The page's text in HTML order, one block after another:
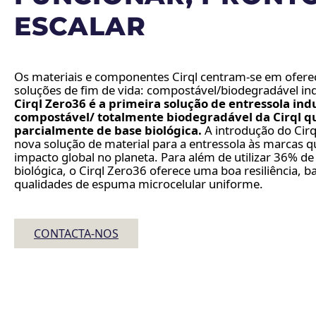
ESCALAR
Os materiais e componentes Cirql centram-se em
soluções de fim de vida: compostável/biodegradável
Cirql Zero36 é a primeira solução de entressola
compostável/ totalmente biodegradável da Cirql
parcialmente de base biológica. A introdução do
nova solução de material para a entressola às marcas
impacto global no planeta. Para além de utilizar 36%
biológica, o Cirql Zero36 oferece uma boa resiliência,
qualidades de espuma microcelular uniforme.
CONTACTA-NOS